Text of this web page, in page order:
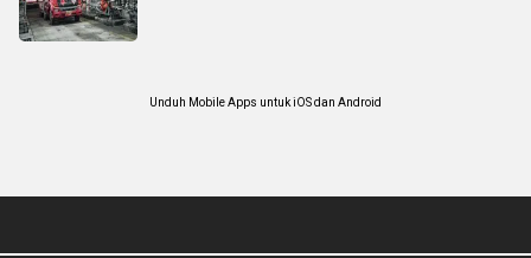
Unduh Mobile Apps untuk iOS dan Android